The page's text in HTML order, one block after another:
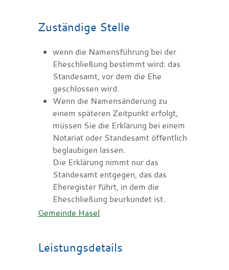
Zuständige Stelle
wenn die Namensführung bei der
Eheschließung bestimmt wird: das
Standesamt, vor dem die Ehe
geschlossen wird.
Wenn die Namensänderung zu
einem späteren Zeitpunkt erfolgt,
müssen Sie die Erklärung bei einem
Notariat oder Standesamt öffentlich
beglaubigen lassen.
Die Erklärung nimmt nur das
Standesamt entgegen, das das
Eheregister führt, in dem die
Eheschließung beurkundet ist.
Gemeinde Hasel
Leistungsdetails